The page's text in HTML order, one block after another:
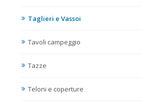
Taglieri e Vassoi
Tavoli campeggio
Tazze
Teloni e coperture